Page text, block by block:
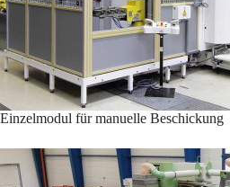
Einzelmodul für manuelle Beschickung